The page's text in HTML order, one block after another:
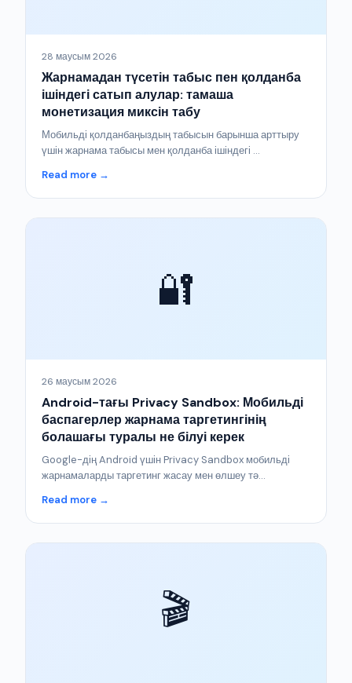
28 маусым 2026
Жарнамадан түсетін табыс пен қолданба
ішіндегі сатып алулар: тамаша
монетизация миксін табу
Мобильді қолданбаңыздың табысын барынша арттыру
үшін жарнама табысы мен қолданба ішіндегі ...
Read more →
🔐
26 маусым 2026
Android-тағы Privacy Sandbox: Мобильді
баспагерлер жарнама таргетингінің
болашағы туралы не білуі керек
Google-дің Android үшін Privacy Sandbox мобильді
жарнамаларды таргетинг жасау мен өлшеу тә...
Read more →
🎬